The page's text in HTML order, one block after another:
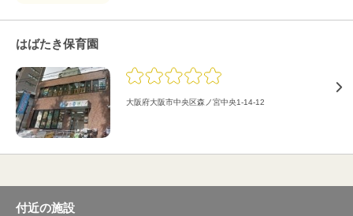
はばたき保育園
大阪府大阪市中央区森ノ宮中央1-14-12
付近の施設